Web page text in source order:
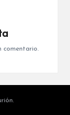
comentario.